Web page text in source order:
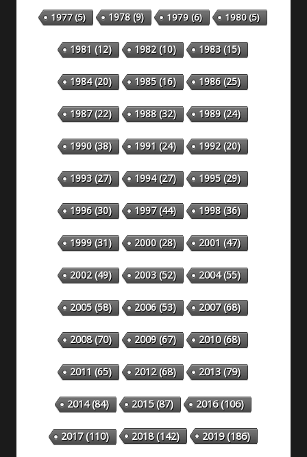
1977(5) 1978(9) 1979(6) 1980(5)
1981 (12) 1982(10) 1983(15)
1984(20) 1985(16) 1986(25)
1987(22) 1988(32) 1989(24)
1990(38) 1991 (24) 1992(20)
1993(27) 1994(27) 1995(29)
1996(30) 1997(44) 1998(36)
1999(31) 2000(28) 2001 (47)
2002(49) 2003(52) 2004(55)
2005(58) 2006(53) 2007(68)
2008(70) 2009(67) 2010(68)
2011 (65) 2012(68) 2013(79)
2014(84) 2015(87) 2016(106)
2017(110) 2018(142) 2019(186)